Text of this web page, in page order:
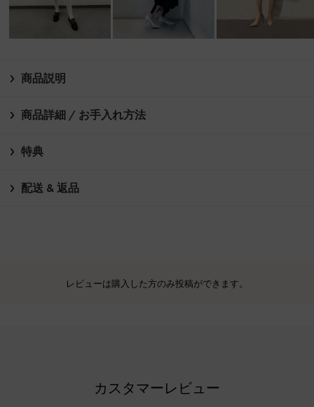
商品説明
商品詳細 / お手入れ方法
特典
配送 & 返品
レビューは購入した方のみ投稿ができます。
カスタマーレビュー